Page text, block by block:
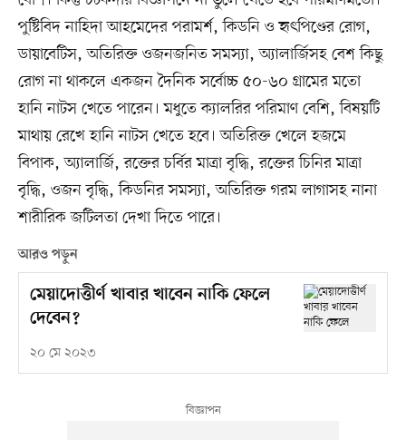
পুষ্টিবিদ নাহিদা আহমেদের পরামর্শ, কিডনি ও হৃৎপিণ্ডের রোগ,
ডায়াবেটিস, অতিরিক্ত ওজনজনিত সমস্যা, অ্যালার্জিসহ বেশ কিছু
রোগ না থাকলে একজন দৈনিক সর্বোচ্চ ৫০-৬০ গ্রামের মতো
হানি নাটস খেতে পারেন। মধুতে ক্যালরির পরিমাণ বেশি, বিষয়টি
মাথায় রেখে হানি নাটস খেতে হবে। অতিরিক্ত খেলে হজমে
বিপাক, অ্যালার্জি, রক্তের চর্বির মাত্রা বৃদ্ধি, রক্তের চিনির মাত্রা
বৃদ্ধি, ওজন বৃদ্ধি, কিডনির সমস্যা, অতিরিক্ত গরম লাগাসহ নানা
শারীরিক জটিলতা দেখা দিতে পারে।
আরও পড়ুন
মেয়াদোত্তীর্ণ খাবার খাবেন নাকি ফেলে
দেবেন?
২০ মে ২০২৩